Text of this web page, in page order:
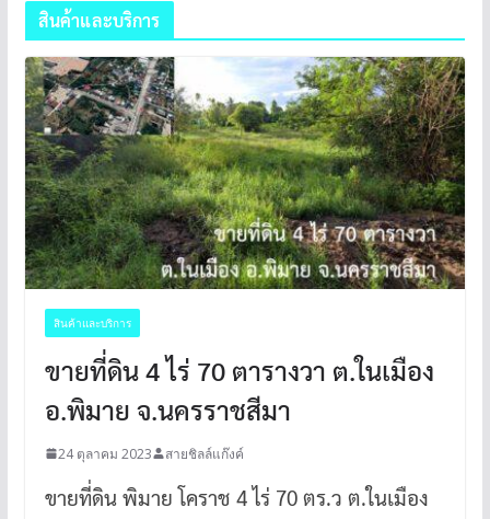
สินค้าและบริการ
สินค้าและบริการ
ขายที่ดิน 4 ไร่ 70 ตารางวา ต.ในเมือง
อ.พิมาย จ.นครราชสีมา
24 ตุลาคม 2023 สายชิลล์แก๊งค์
ขายที่ดิน พิมาย โคราช 4 ไร่ 70 ตร.ว ต.ในเมือง